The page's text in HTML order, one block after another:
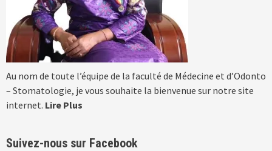
Au nom de toute l’équipe de la faculté de Médecine et d’Odonto
– Stomatologie, je vous souhaite la bienvenue sur notre site
internet. Lire Plus
Suivez-nous sur Facebook